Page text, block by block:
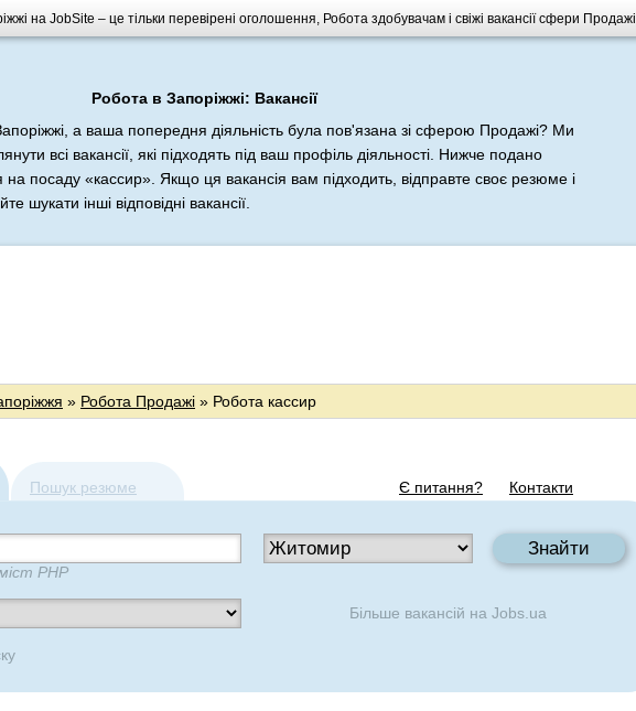
на JobSite – це тільки перевірені оголошення, Робота здобувачам і свіжі вакансії сфери Продажі
Робота в Запоріжжі: Вакансії
а ваша попередня діяльність була пов'язана зі сферою Продажі? Ми
всі вакансії, які підходять під ваш профіль діяльності. Нижче подано
на посаду «кассир». Якщо ця вакансія вам підходить, відправте своє резюме і
шукати інші відповідні вакансії.
» Робота Продажі » Робота кассир
Пошук резюме Є питання? Контакти
PHP
Більше вакансій на Jobs.ua